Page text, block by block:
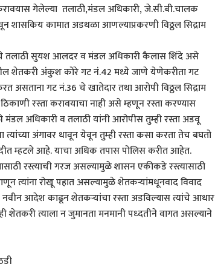
गेलेल्या तलाठी,मंडल अधिकारी, जे.सी.बी.चालक
शासकिय कामात अडथळा आणल्याप्रकरणी विठ्ठल सिद्राम
तलाठी सुयश आलदर व मंडल अधिकारी कैलास शिंदे असे
शेतकरी अंकुश कोरे गट नं.42 मध्ये जाणे येणेकरीता गट
असताना गट नं.36 चे खातेदार तथा आरोपी विठ्ठल सिद्राम
रस्ता करावयाचा नाही असे म्हणून रस्ता करण्यास
अधिकारी व तलाठी यांनी आरोपीस तुम्ही रस्ता अडवू
अंगावर धावून येवून तुम्ही रस्ता कसा करता तेच बघतो
म्हटले आहे. याचा अधिक तपास पोलिस करीत आहेत.
रस्त्याची गरज असल्यामुळे शासन एकीकडे रस्त्यासाठी
त्यांना रोखू पहात असल्यामुळे शेतकर्‍यांमधूनवाद विवाद
आदेश काढून शेतकर्‍यांचा रस्ता अडविल्यास त्यांचे आधार
त्याला न जुमानता मनमानी पध्दतीने वागत असल्याने